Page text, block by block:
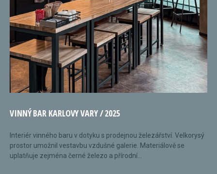
VINNÝ BAR KARLOVY VARY / 2025
Interiér vinného baru v dotyku s prodejnou železářství. Velkorysý
prostor umožnil vestavbu vzdušné galerie. Materiálově se
uplatňuje zejména černé železo a přírodní...